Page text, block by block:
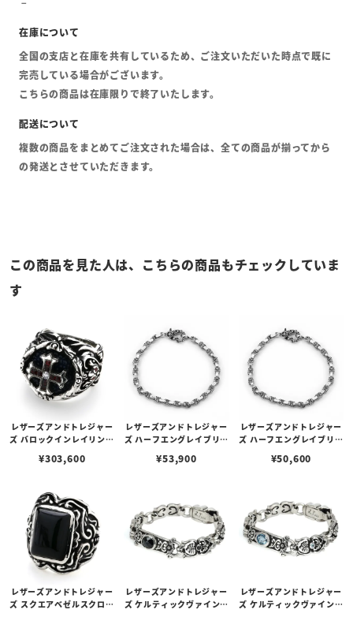
全国の支店と在庫を共有しているため、ご注文いただいた時点で既に
完売している場合がございます。
こちらの商品は在庫限りで終了いたします。
複数の商品をまとめてご注文された場合は、全ての商品が揃ってから
の発送とさせていただきます。
この商品を見た人は、こちらの商品もチェックしていま
す
レザーズアンドトレジャー
ズ バロックインレイリング
クロス w/dia/garnet/ga
¥303,600
レザーズアンドトレジャー
ズ ハーフエングレイブリン
1cm
¥53,900
レザーズアンドトレジャー
ズ ハーフエングレイブリン
0cm
¥50,600
レザーズアンドトレジャー
ズ スクエアベゼルスクロー
レザーズアンドトレジャー
ズ ケルティックヴァインブ
レザーズアンドトレジャー
ズ ケルティックヴァインブ